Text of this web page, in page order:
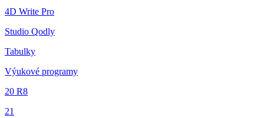
4D Write Pro
Studio Qodly
Tabulky
Výukové programy
20 R8
21